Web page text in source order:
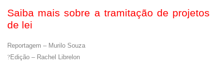
Saiba mais sobre a tramitação de projetos
de lei
Reportagem – Murilo Souza
? Edição – Rachel Librelon